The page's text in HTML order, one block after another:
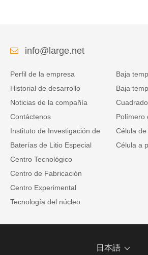
info@large.net
Perfil de la empresa
Historial de desarrollo
Noticias de la compañía
Contáctenos
Instituto de Investigación de
Baterías de Litio Especial
Centro Tecnológico
Centro de Fabricación
Centro Experimental
Tecnología del núcleo
Baja
Baja
Polímero
Célula
Célula a
日本語